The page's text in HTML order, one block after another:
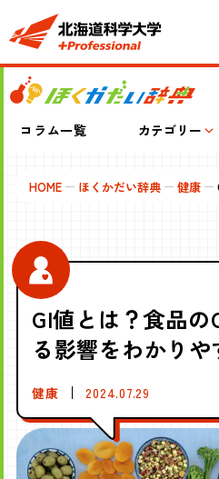
コラム一覧 カテゴリー
HOME ほくかだい辞典 健康
GI値とは？食品の
る影響をわかり
健康 2024.07.29